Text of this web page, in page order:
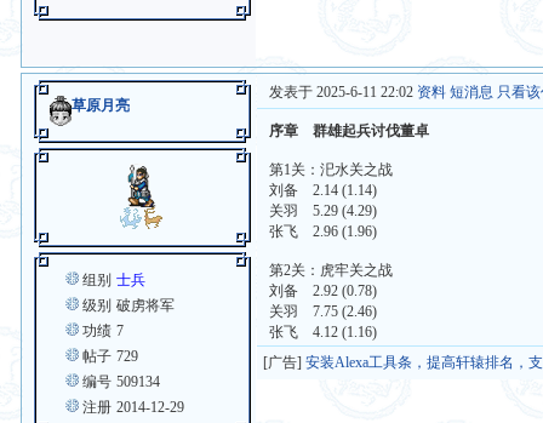
草原月亮
组别 士兵
级别 破虏将军
功绩 7
帖子 729
编号 509134
注册 2014-12-29
发表于 2025-6-11 22:02 资料 短消息 只看
序章 群雄起兵讨伐董卓
第1关：汜水关之战
刘备 2.14 (1.14)
关羽 5.29 (4.29)
张飞 2.96 (1.96)
第2关：虎牢关之战
刘备 2.92 (0.78)
关羽 7.75 (2.46)
张飞 4.12 (1.16)
[广告]安装Alexa工具条，提高轩辕排名，